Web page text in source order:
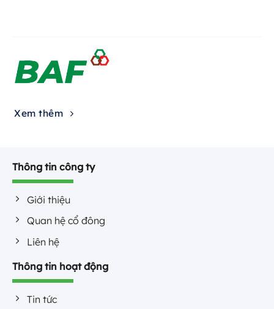
Xem thêm
Thông tin công ty
Giới thiệu
Quan hệ cổ đông
Liên hệ
Thông tin hoạt động
Tin tức